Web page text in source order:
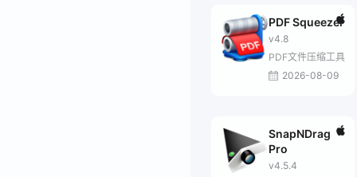
PDF Squeezer
v4.8
PDF文件压缩工具
2026-08-09
SnapNDrag
Pro
v4.5.4